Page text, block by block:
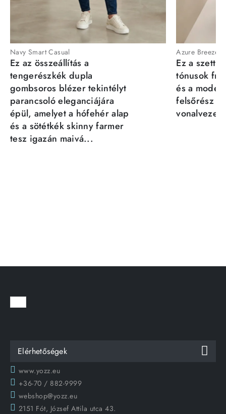
Navy Smart Casual
Ez az összeállítás a
tengerészkék dupla
gombsoros blézer tekintélyt
parancsoló eleganciájára
épül, amelyet a hófehér alap
és a sötétkék skinny farmer
tesz igazán maivá...
Azure Breeze
Ez a szett
tónusok
és a
felsőrész
Elérhetőségek
www.yozz.eu
+36-70 / 882-9999
webshop@yozz.eu
2151 Fót, József Attila utca 43.